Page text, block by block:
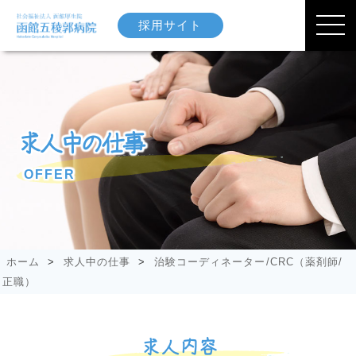
採用サイト
求人中の仕事
OFFER
ホーム > 求人中の仕事 >
治験コーディネーター/CRC（薬剤師/
正職）
求人内容